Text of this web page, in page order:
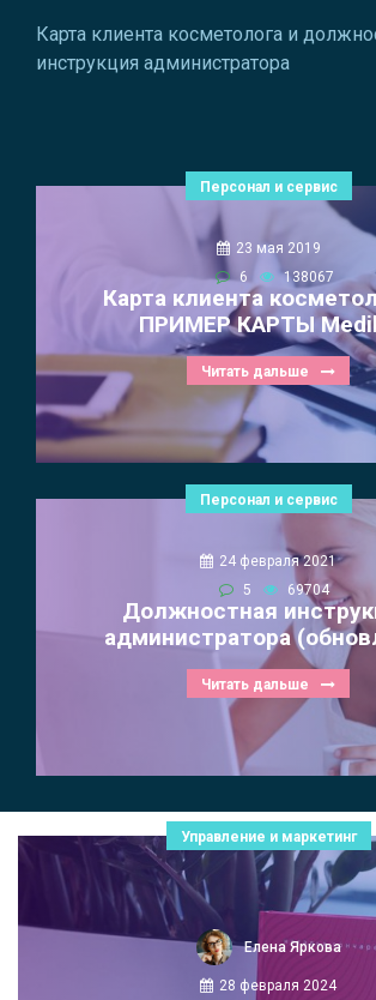
Карта клиента косметолога и
инструкция администратора
Персонал и сервис
23 мая 2019
6
138067
Карта клиента
ПРИМЕР КАРТЫ
Читать дальше
Персонал и сервис
24 февраля 2021
5
69704
Должностная
администратора
Читать дальше
Управление и маркетинг
Елена Яркова
28 февраля 2024